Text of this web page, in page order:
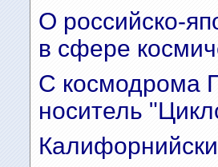
О российско-
в сфере
С космодрома
носитель